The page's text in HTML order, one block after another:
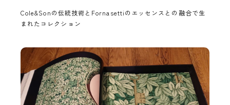
Cole&Sonの伝統技術とFornasettiのエッセンスとの融合で生
まれたコレクション